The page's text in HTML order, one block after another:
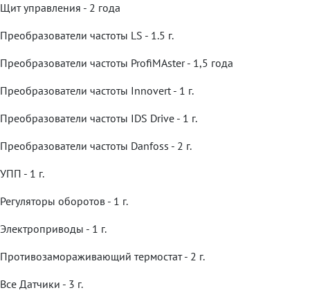
Щит управления - 2 года
Преобразователи частоты LS - 1.5 г.
Преобразователи частоты ProfiMAster - 1,5 года
Преобразователи частоты Innovert - 1 г.
Преобразователи частоты IDS Drive - 1 г.
Преобразователи частоты Danfoss - 2 г.
УПП - 1 г.
Регуляторы оборотов - 1 г.
Электроприводы - 1 г.
Противозамораживающий термостат - 2 г.
Все Датчики - 3 г.